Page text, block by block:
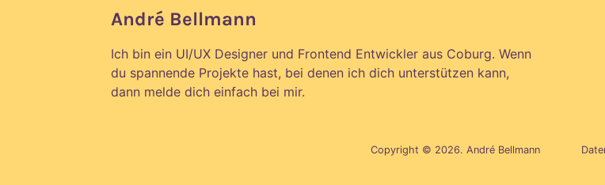
André Bellmann
Ich bin ein UI/UX Designer und Frontend Entwickler aus Coburg. Wenn
du spannende Projekte hast, bei denen ich dich unterstützen kann,
dann melde dich einfach bei mir.
Copyright © 2026. André Bellmann